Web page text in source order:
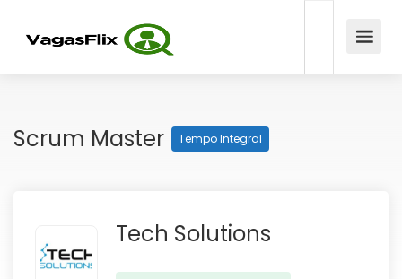
Scrum Master Tempo Integral
Tech Solutions